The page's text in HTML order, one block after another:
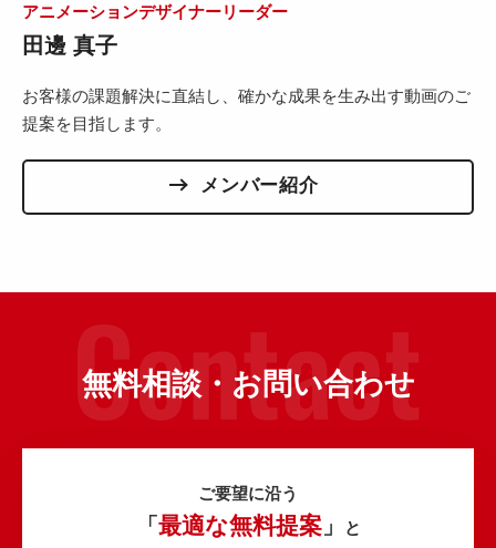
アニメーションデザイナーリーダー
田邊 真子
お客様の課題解決に直結し、確かな成果を生み出す動画のご
提案を目指します。
メンバー紹介
無料相談・お問い合わせ
ご要望に沿う
「 最適な無料提案」
と